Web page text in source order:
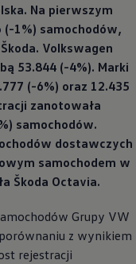
Na pierwszym
1%) samochodów,
Volkswagen
53.844 (-4%). Marki
(-6%) oraz 12.435
zanotowała
samochodów.
dostawczych
samochodem w
Škoda Octavia.
Grupy VW
z wynikiem
rejestracji